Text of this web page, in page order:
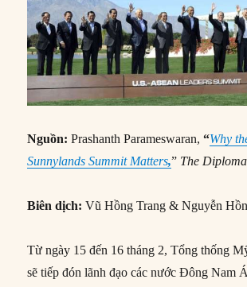
Nguồn: Prashanth Parameswaran, “Why
Sunnylands Summit Matters,” The
Biên dịch: Vũ Hồng Trang & Nguyễn
Từ ngày 15 đến 16 tháng 2, Tổng thống
sẽ tiếp đón lãnh đạo các nước Đông Nam